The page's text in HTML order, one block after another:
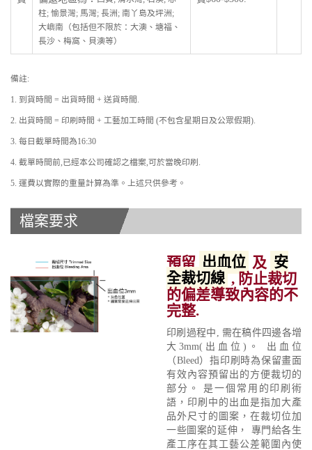
柱; 愉景灣; 馬灣; 長洲; 南丫島及坪洲;
大嶼南（包括但不限於：大澳、塘福、
長沙、梅窩、貝澳等）
備註:
1. 到貨時間 = 出貨時間 + 送貨時間.
2. 出貨時間 = 印刷時間 + 工藝加工時間 (不包含星期日及公眾假期).
3. 每日截單時間為16:30
4. 截單時間前,已經本公司確認之檔案,可於當晚印刷.
5. 運費以實際的重量計算為準。上述只供參考。
檔案要求
預留 出血位 及 安
全裁切線, 防止裁切
的偏差導致內容的不
完整.
印刷過程中, 需在稿件四邊各增
大3mm(出血位)。 出血位
（Bleed）指印刷時為保留畫面
有效內容預留出的方便裁切的
部分。 是一個常用的印刷術
語，印刷中的出血是指加大產
品外尺寸的圖案，在裁切位加
一些圖案的延伸， 專門給各生
產工序在其工藝公差範圍內使